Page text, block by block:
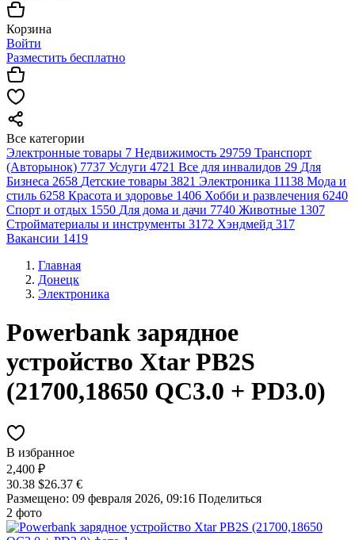
Корзина
Войти
Разместить бесплатно
Все категории
Электронные товары 7 Недвижимость 29759 Транспорт
(Авторынок) 7737 Услуги 4721 Все для инвалидов 29 Для
Бизнеса 2658 Детские товары 3821 Электроника 11138 Мода и
стиль 6258 Красота и здоровье 1406 Хобби и развлечения 6240
Спорт и отдых 1550 Для дома и дачи 7740 Животные 1307
Стройматериалы и инструменты 3172 Хэндмейд 317
Вакансии 1419
Главная
Донецк
Электроника
Powerbank зарядное
устройство Xtar PB2S
(21700,18650 QC3.0 + PD3.0)
В избранное
2,400 ₽
30.38 $26.37 €
Размещено: 09 февраля 2026, 09:16 Поделиться
2 фото